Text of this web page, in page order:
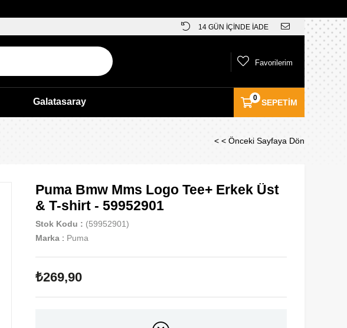
14 GÜN İÇİNDE İADE
SEPETIM
0
Favorilerim
Galatasaray
< < Önceki Sayfaya Dön
Puma Bmw Mms Logo Tee+ Erkek Üst
& T-shirt - 59952901
Stok Kodu
(59952901)
Marka : Puma
₺269,90